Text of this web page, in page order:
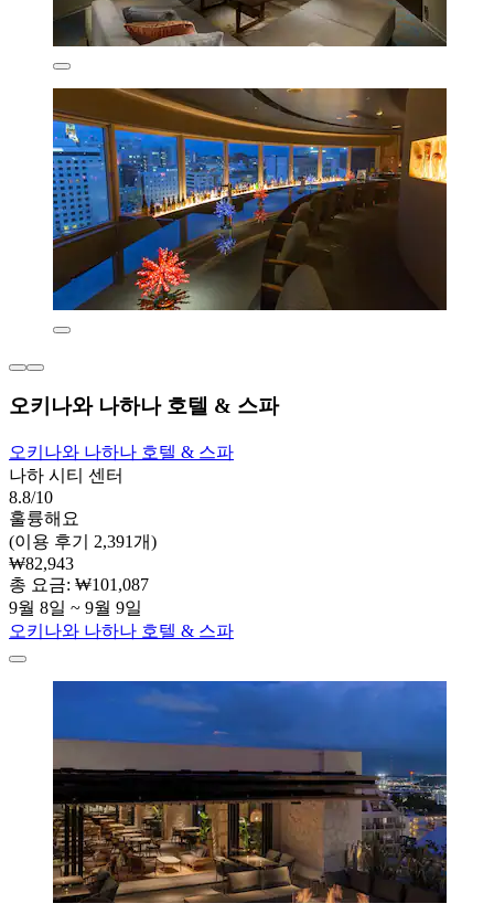
오키나와 나하나 호텔 & 스파
오키나와 나하나 호텔 & 스파
나하 시티 센터
8.8/10
훌륭해요
(이용 후기 2,391개)
₩82,943
총 요금: ₩101,087
9월 8일 ~ 9월 9일
오키나와 나하나 호텔 & 스파